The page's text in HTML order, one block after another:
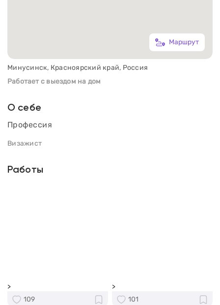
Маршрут
Минусинск, Красноярский край, Россия
Работает с выездом на дом
О себе
Профессия
Визажист
Работы
>
109
>
101